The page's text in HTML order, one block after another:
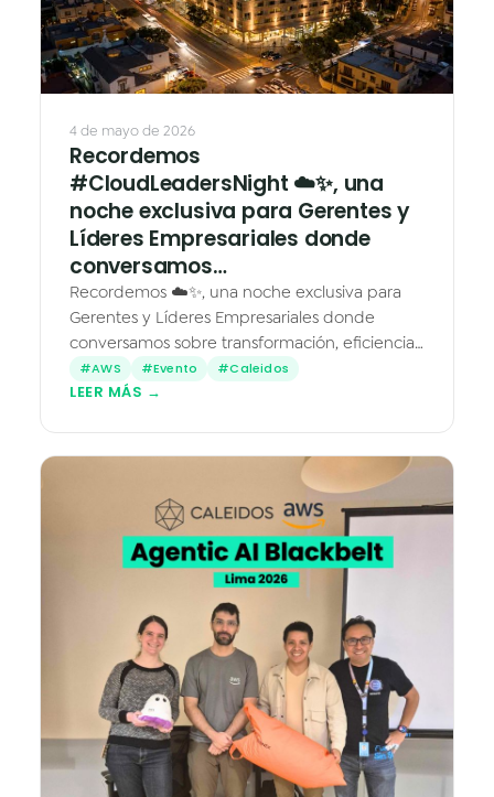
▶
4 de mayo de 2026
Recordemos
#CloudLeadersNight ☁️✨, una
noche exclusiva para Gerentes y
Líderes Empresariales donde
conversamos…
Recordemos ☁️✨, una noche exclusiva para
Gerentes y Líderes Empresariales donde
conversamos sobre transformación, eficiencia
e innovación desde la nube de Amazon Web
Services (AWS) Tuvimos el honor…
#AWS #Evento #Caleidos
LEER MÁS →